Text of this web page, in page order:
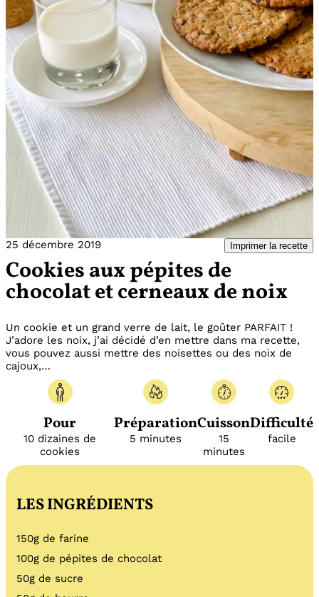
25 décembre 2019 Imprimer la recette
Cookies aux pépites de
chocolat et cerneaux de noix
Un cookie et un grand verre de lait, le goûter PARFAIT !
J’adore les noix, j’ai décidé d’en mettre dans ma recette,
vous pouvez aussi mettre des noisettes ou des noix de
cajoux,…
Pour
10 dizaines de
cookies
Préparation
5 minutes
Cuisson
15
minutes
Difficulté
facile
LES INGRÉDIENTS
150g de farine
100g de pépites de chocolat
50g de sucre